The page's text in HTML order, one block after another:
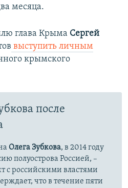
месяца.
глава Крыма Сергей
выступить личным
крымского
после
Олега Зубкова, в 2014 году
полуострова Россией, –
с российскими властями
что в течение пяти